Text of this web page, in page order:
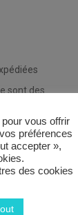
sont des
Caces 1 + 3
vous offrir
préférences
accepter »,
des cookies